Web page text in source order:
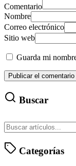
Comentario
Nombre
Correo electrónico
Sitio web
Guarda mi
Buscar
Categorías